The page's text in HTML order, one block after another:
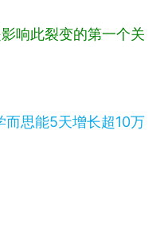
响此裂变的第一个关